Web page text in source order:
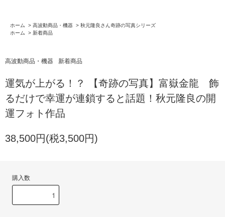
ホーム > 高波動商品・機器 > 秋元隆良さん奇跡の写真シリーズ
ホーム
> 新着商品
高波動商品・機器 新着商品
運気が上がる！？ 【奇跡の写真】富嶽金龍 飾
るだけで幸運が連鎖すると話題！秋元隆良の開
運フォト作品
38,500円(税3,500円)
購入数